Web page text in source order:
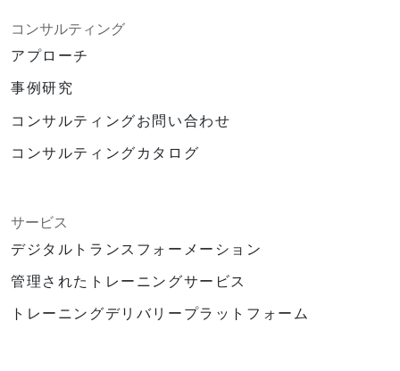
コンサルティング
アプローチ
事例研究
コンサルティングお問い合わせ
コンサルティングカタログ
サービス
デジタルトランスフォーメーション
管理されたトレーニングサービス
トレーニングデリバリープラットフォーム